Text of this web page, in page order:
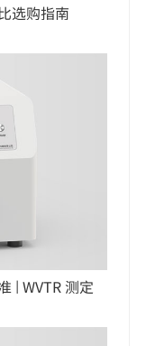
选购指南
| WVTR 测定